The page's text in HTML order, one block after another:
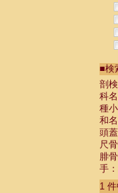
■検
剖
科
種
和
頭
尺
腓
手
1